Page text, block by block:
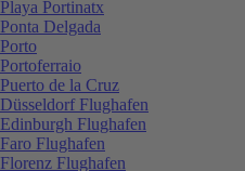
Playa Portinatx
Ponta Delgada
Porto
Portoferraio
Puerto de la Cruz
Düsseldorf Flughafen
Edinburgh Flughafen
Faro Flughafen
Florenz Flughafen